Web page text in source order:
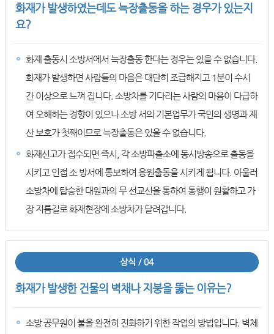
화재가 발생하였는데도 늑장출동을 하는 경우가 있는지
요?
화재 출동시 소방서에서 늑장출동 한다는 경우는 있을 수 없습니다.
화재가 발생하면 사람들의 마음은 대단히 조급해지고 1분이 수시
간 이상으로 느껴 집니다. 소방차를 기다리는 사람의 마음이 다급하
여 오해하는 경향이 있으나 소방 서의 기본업무가 국민의 생명과 재
산 보호가 첫째이므로 늑장출동은 있을 수 없습니다.
화재신고가 접수되면 즉시, 각 소방파출소에 동시방송으로 출동을
시키고 인접 소 방서에 통보하여 응원출동을 시키게 됩니다. 아울러
소방차에 탑승한 대원과의 무 선교신을 통하여 통행이 원활하고 가
장 지름길로 화재현장에 소방차가 달려갑니다.
상식 / 04
화재가 발생한 건물의 벽채나 지붕을 뚫는 이유는?
소방 공무원이 불을 완전히 진화하기 위한 작업의 방법입니다. 벽체